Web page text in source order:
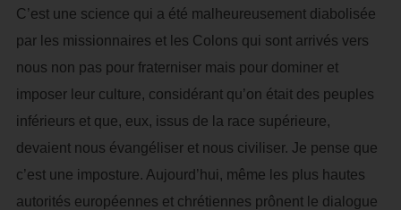
C’est une science qui a été malheureusement diabolisée
par les missionnaires et les Colons qui sont arrivés vers
nous non pas pour fraterniser mais pour dominer et
imposer leur culture, considérant qu’on était des peuples
inférieurs et que, eux, issus de la race supérieure,
devaient nous évangéliser et nous civiliser. Je pense que
c’est une imposture. Aujourd’hui, même les plus hautes
autorités européennes et chrétiennes prônent le dialogue